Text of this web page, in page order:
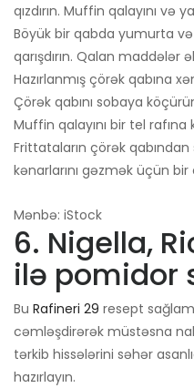
qızdırın. Muffin qalayını və
Böyük bir qabda yumurta və
qarışdırın. Qalan maddələr
Hazırlanmış çörək qabına
Çörək qabını sobaya
Muffin qalayını bir tel
Frittataların çörək
kənarlarını gəzmək üçün
Mənbə: iStock
6. Nigella,
ilə pomidor
Bu Rafineri 29 resept
cəmləşdirərək müstəsna
tərkib hissələrini səhər
hazırlayın.